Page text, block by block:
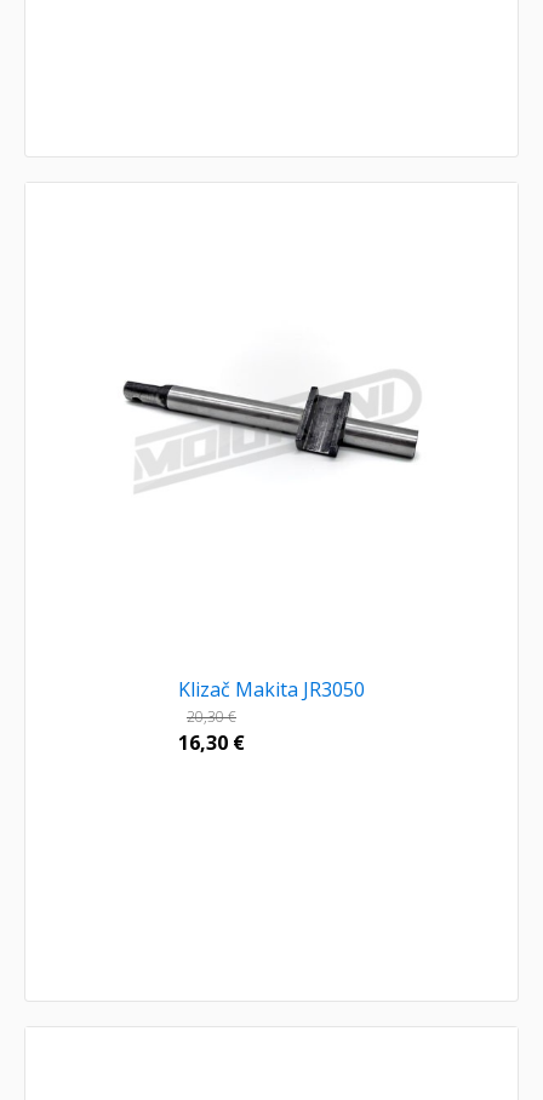
Klizač Makita JR3050
20,30€
16,30 €